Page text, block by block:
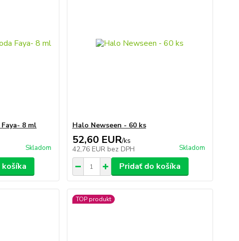
8 ml
Skladom
Halo Newseen - 60 ks
52,60 EUR/ks
42,76 EUR bez DPH Skladom
Pridať do košíka
TOP produkt